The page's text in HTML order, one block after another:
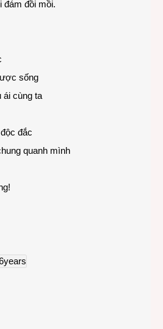
đám đồi mồi.
sống
cùng ta
đắc
quanh mình